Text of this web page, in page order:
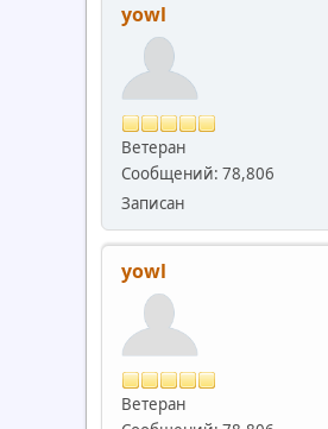
yowl
Ветеран
Сообщений: 78,806
Записан
yowl
Ветеран